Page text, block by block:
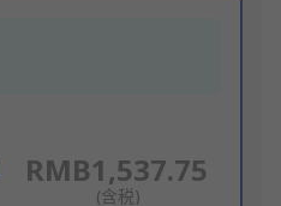
RMB1,537.75
(含税)